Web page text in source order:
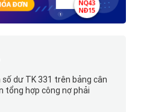
dư TK 331 trên bảng cân
tổng hợp công nợ phải